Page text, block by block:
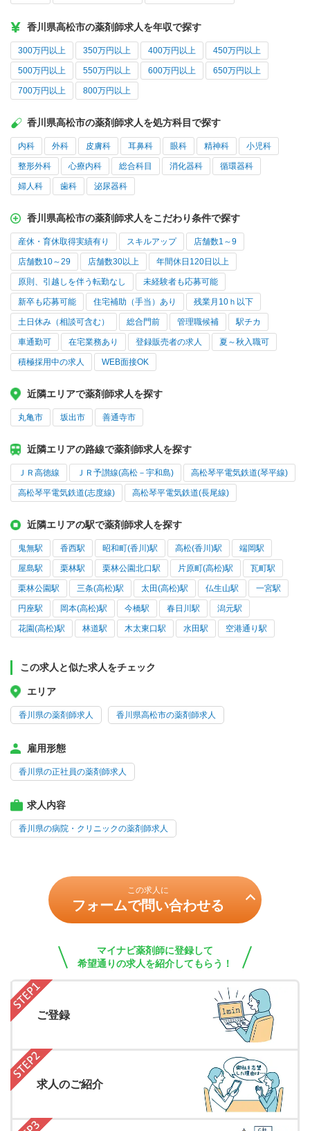
香川県高松市の薬剤師求人を年収で探す
300万円以上 350万円以上 400万円以上 450万円以上
500万円以上 550万円以上 600万円以上 650万円以上
700万円以上 800万円以上
香川県高松市の薬剤師求人を処方科目で探す
内科 外科 皮膚科 耳鼻科 眼科 精神科 小児科
整形外科 心療内科 総合科目 消化器科 循環器科
婦人科 歯科 泌尿器科
香川県高松市の薬剤師求人をこだわり条件で探す
産休・育休取得実績有り スキルアップ 店舗数1～9
店舗数10～29 店舗数30以上 年間休日120日以上
原則、引越しを伴う転勤なし 未経験者も応募可能
新卒も応募可能 住宅補助（手当）あり 残業月10ｈ以下
土日休み（相談可含む） 総合門前 管理職候補 駅チカ
車通勤可 在宅業務あり 登録販売者の求人 夏～秋入職可
積極採用中の求人 WEB面接OK
近隣エリアで薬剤師求人を探す
丸亀市 坂出市 善通寺市
近隣エリアの路線で薬剤師求人を探す
ＪＲ高徳線 ＪＲ予讃線(高松－宇和島) 高松琴平電気鉄道(琴平線)
高松琴平電気鉄道(志度線) 高松琴平電気鉄道(長尾線)
近隣エリアの駅で薬剤師求人を探す
鬼無駅 香西駅 昭和町(香川)駅 高松(香川)駅 端岡駅
屋島駅 栗林駅 栗林公園北口駅 片原町(高松)駅 瓦町駅
栗林公園駅 三条(高松)駅 太田(高松)駅 仏生山駅 一宮駅
円座駅 岡本(高松)駅 今橋駅 春日川駅 潟元駅
花園(高松)駅 林道駅 木太東口駅 水田駅 空港通り駅
この求人と似た求人をチェック
エリア
香川県の薬剤師求人 香川県高松市の薬剤師求人
雇用形態
香川県の正社員の薬剤師求人
求人内容
香川県の病院・クリニックの薬剤師求人
この求人に
フォームで問い合わせる
マイナビ薬剤師に登録して
希望通りの求人を紹介してもらう！
ご登録
求人のご紹介